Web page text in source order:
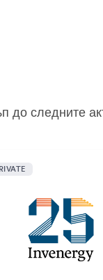
до следните